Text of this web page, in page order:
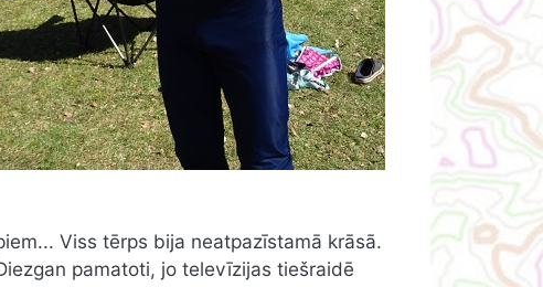
Viss tērps bija neatpazīstamā krāsā.
pamatoti, jo televīzijas tiešraidē